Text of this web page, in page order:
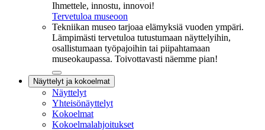
Ihmettele, innostu, innovoi!
Tervetuloa museoon
Tekniikan museo tarjoaa elämyksiä vuoden ympäri.
Lämpimästi tervetuloa tutustumaan näyttelyihin,
osallistumaan työpajoihin tai piipahtamaan
museokaupassa. Toivottavasti näemme pian!
Sulje
alavalikko
Näyttelyt ja kokoelmat
Näyttelyt
Yhteisönäyttelyt
Kokoelmat
Kokoelmalahjoitukset